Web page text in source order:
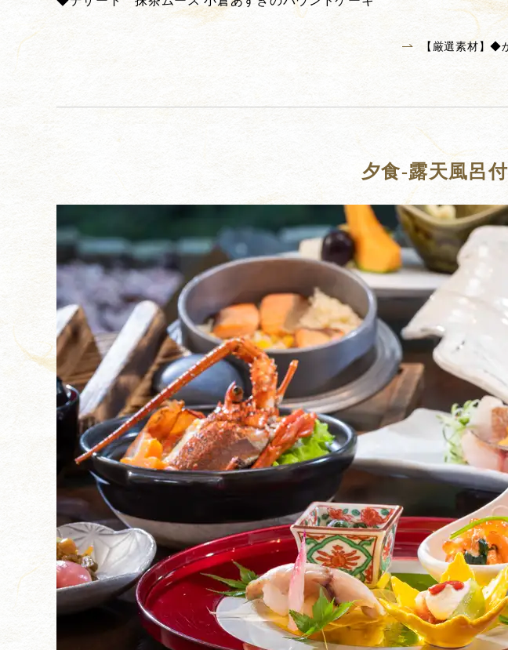
【厳選素材】◆
夕食-露天風呂